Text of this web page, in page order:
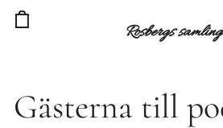
Rosbergs
Gästerna till